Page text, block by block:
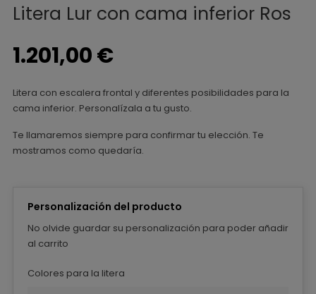
Litera Lur con cama inferior Ros
1.201,00 €
Litera con escalera frontal y diferentes posibilidades para la
cama inferior. Personalízala a tu gusto.
Te llamaremos siempre para confirmar tu elección. Te
mostramos como quedaría.
Personalización del producto
No olvide guardar su personalización para poder añadir
al carrito
Colores para la litera